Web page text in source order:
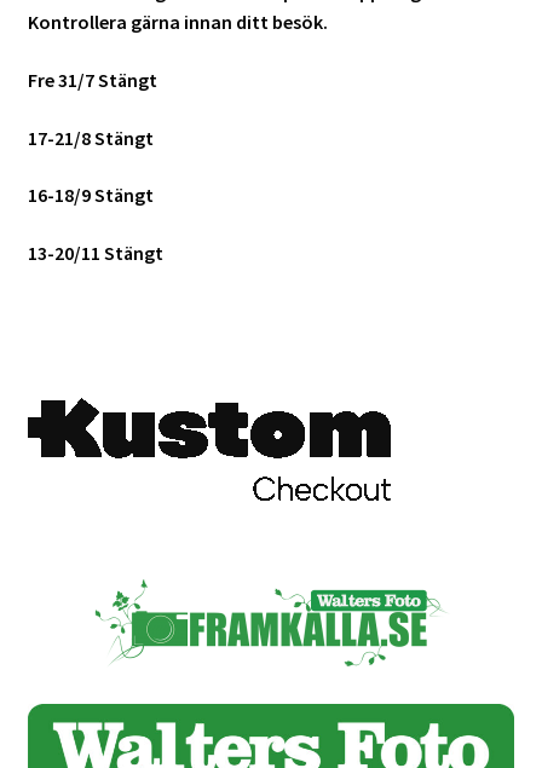
Kontrollera gärna innan ditt besök.
Fre 31/7 Stängt
17-21/8 Stängt
16-18/9 Stängt
13-20/11 Stängt